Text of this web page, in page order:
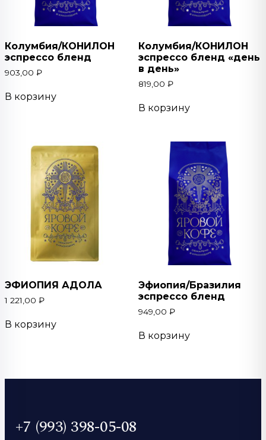
Колумбия/КОНИЛОН
эспрессо бленд
903,00 ₽
В корзину
Колумбия/КОНИЛОН
эспрессо бленд «день
в день»
819,00 ₽
В корзину
ЭФИОПИЯ АДОЛА
1 221,00 ₽
В корзину
Эфиопия/Бразилия
эспрессо бленд
949,00 ₽
В корзину
+7 (993) 398-05-08